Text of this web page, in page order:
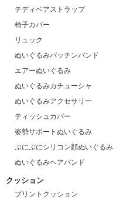
テディベアストラップ
椅子カバー
リュック
ぬいぐるみパッチンバンド
エアーぬいぐるみ
ぬいぐるみカチューシャ
ぬいぐるみアクセサリー
ティッシュカバー
姿勢サポートぬいぐるみ
ぷにぷにシリコン顔ぬいぐるみ
ぬいぐるみヘアバンド
クッション
プリントクッション